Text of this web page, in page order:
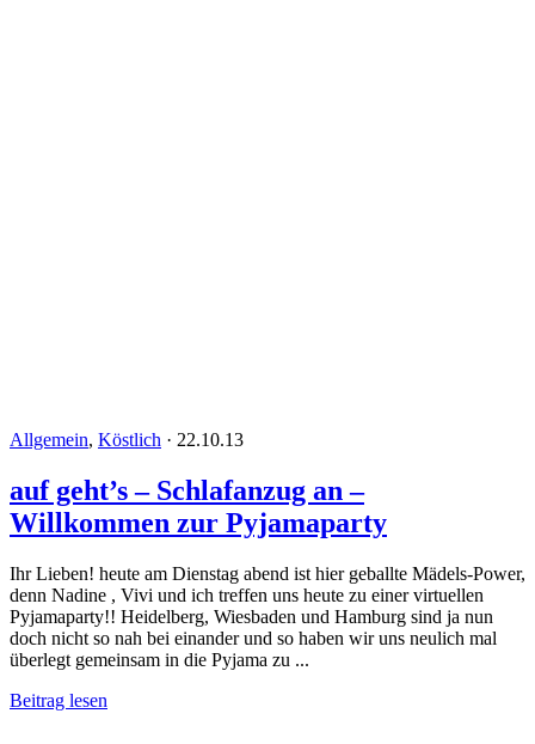
Allgemein, Köstlich · 22.10.13
auf geht’s – Schlafanzug an –
Willkommen zur Pyjamaparty
Ihr Lieben! heute am Dienstag abend ist hier geballte Mädels-Power,
denn Nadine , Vivi und ich treffen uns heute zu einer virtuellen
Pyjamaparty!! Heidelberg, Wiesbaden und Hamburg sind ja nun
doch nicht so nah bei einander und so haben wir uns neulich mal
überlegt gemeinsam in die Pyjama zu ...
Beitrag lesen